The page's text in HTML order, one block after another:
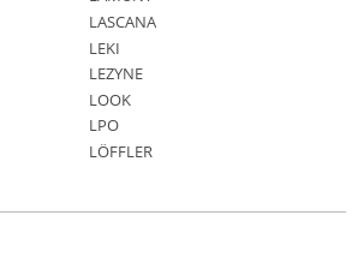
LASCANA
LEKI
LEZYNE
LOOK
LPO
LÖFFLER